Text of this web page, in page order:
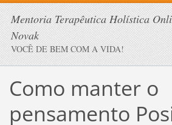
Mentoria Terapêutica Holística
Novak
VOCÊ DE BEM COM A VIDA!
Como manter o
pensamento